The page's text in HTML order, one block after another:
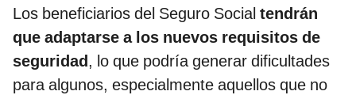
Los beneficiarios del Seguro Social tendrán
que adaptarse a los nuevos requisitos de
seguridad, lo que podría generar dificultades
para algunos, especialmente aquellos que no